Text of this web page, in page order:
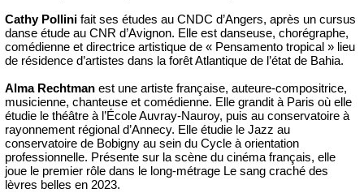
Cathy Pollini fait ses études au CNDC d’Angers, après un cursus
danse étude au CNR d’Avignon. Elle est danseuse, chorégraphe,
comédienne et directrice artistique de « Pensamento tropical » lieu
de résidence d’artistes dans la forêt Atlantique de l’état de Bahia.
Alma Rechtman est une artiste française, auteure-compositrice,
musicienne, chanteuse et comédienne. Elle grandit à Paris où elle
étudie le théâtre à l’École Auvray-Nauroy, puis au conservatoire à
rayonnement régional d’Annecy. Elle étudie le Jazz au
conservatoire de Bobigny au sein du Cycle à orientation
professionnelle. Présente sur la scène du cinéma français, elle
joue le premier rôle dans le long-métrage Le sang craché des
lèvres belles en 2023.